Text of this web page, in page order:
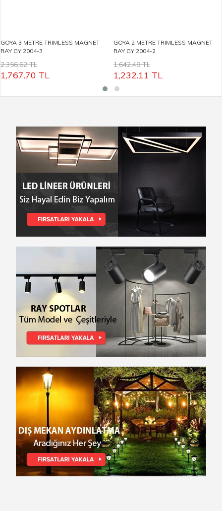
GOYA 3 METRE TRIMLESS MAGNET
RAY GY 2004-3
2,356.62 TL
1,767.70 TL
GOYA 2 METRE TRIMLESS MAGNET
RAY GY 2004-2
1,642.49 TL
1,232.11 TL